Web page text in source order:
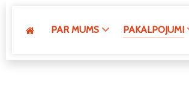
PAR MUMS PAKALPOJUMI